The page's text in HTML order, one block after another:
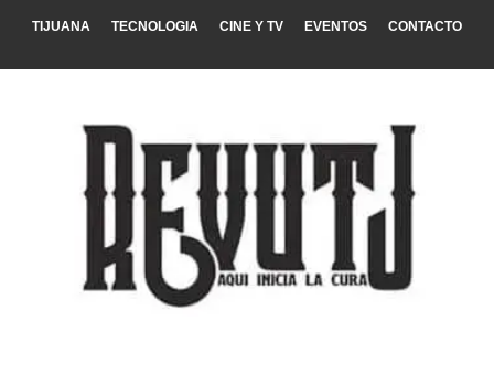
TIJUANA TECNOLOGIA CINE Y TV EVENTOS CONTACTO